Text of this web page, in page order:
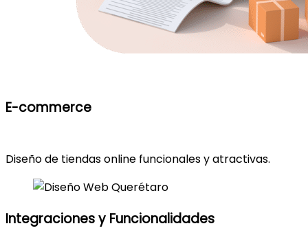
E-commerce
Diseño de tiendas online funcionales y atractivas.
Integraciones y Funcionalidades